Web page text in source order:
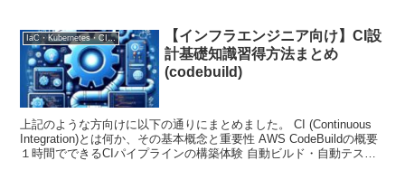
IaC・Kubernetes・CI/CD
【インフラエンジニア向け】CI設
計基礎知識習得方法まとめ
(codebuild)
上記のような方向けに以下の通りにまとめました。 CI (Continuous
Integration)とは何か、その基本概念と重要性 AWS CodeBuildの概要
１時間でできるCIパイプラインの構築体験 自動ビルド・自動テスト